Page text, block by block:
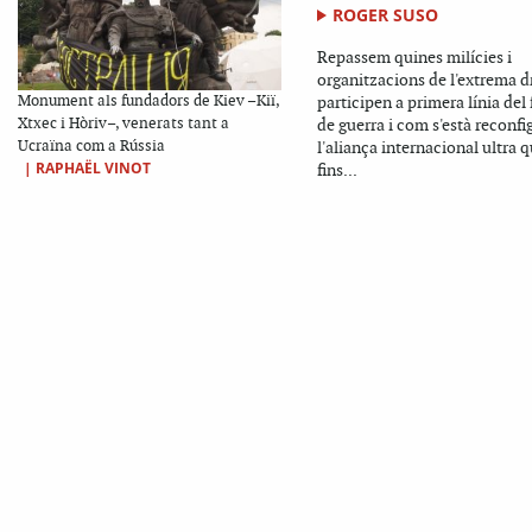
Monument als fundadors de Kiev –Kiï,
Xtxec i Hòriv–, venerats tant a
Ucraïna com a Rússia
| RAPHAËL VINOT
ROGER SUSO
Repassem quines milícies i
organitzacions de l'extrema
participen a primera línia del
de guerra i com s'està
l'aliança internacional ultra
fins...